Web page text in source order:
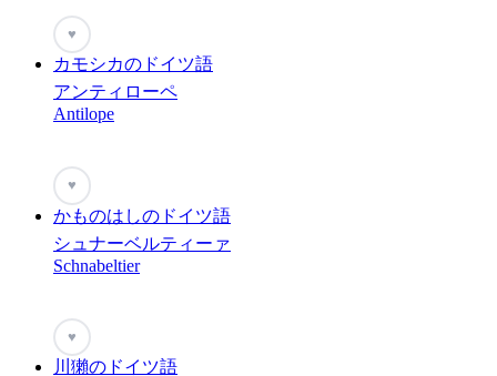
♥
カモシカのドイツ語
アンティローペ
Antilope
♥
かものはしのドイツ語
シュナーベルティーァ
Schnabeltier
♥
川獺のドイツ語